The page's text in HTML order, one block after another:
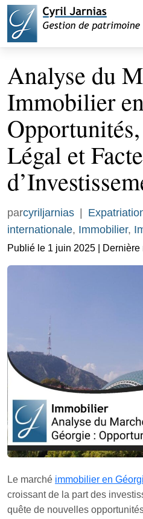
Analyse du
Immobilier
Légal et
parcyriljarnias
internationale, Immobilier,
Publié le 1 juin 2025 |
Le marché immobilier en
croissant de la part des
quête de nouvelles